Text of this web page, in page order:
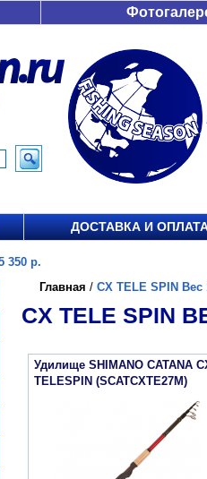
ДОСТАВКА И
350 р.
Главная / CX TELE SPIN Вес
CX TELE SPIN
Удилище SHIMANO CATANA
TELESPIN (SCATCXTE27M)